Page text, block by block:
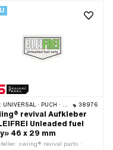
aussen: 85 mm · Piaggio
Nr.: 114059 · Piaggio OEM-Nr.:
OEM-Nr.: 152729 · Piaggio
Nr.: 158883 · Piaggio OEM-Nr.:
UNIVERSAL · PUCH · PIAGGIO 38976
revival Aufkleber
Unleaded fuel
46 x 29 mm
swiing® revival parts ·